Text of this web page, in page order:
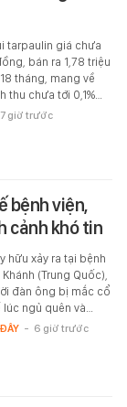
tarpaulin giá chưa
bán ra 1,78 triệu
tháng, mang về
thu chưa tới 0,1%…
7 giờ trước
bệnh viện,
cảnh khó tin
hữu xảy ra tại bệnh
(Trung Quốc),
đàn ông bị mắc cổ
lúc ngủ quên và…
- 6 giờ trước